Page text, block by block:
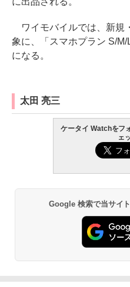
ワイモバイルでは、新規
象に、「スマホプラン S/
になる。
太田 亮三
ケータイ Watchをフ
ェ
Google 検索で当サイ